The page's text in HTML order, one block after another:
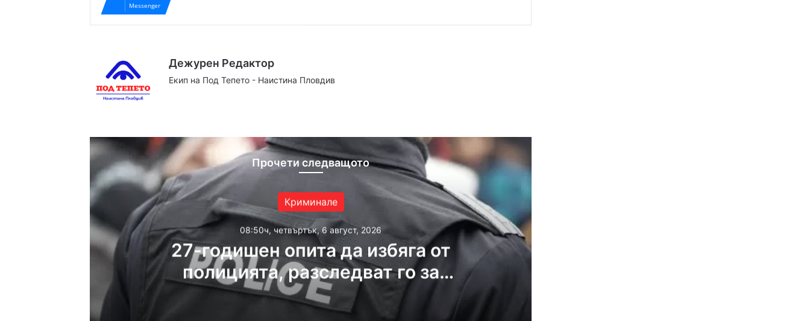
Messenger
Дежурен Редактор
Екип на Под Тепето - Наистина Пловдив
Прочети следващото
Криминале
08:50ч, четвъртък, 6 август, 2026
27-годишен опита да избяга от
полицията, разследват го за
дрога за над 14 000 евро